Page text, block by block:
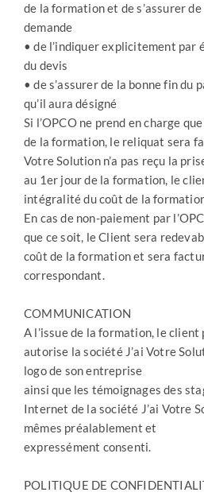
de la formation et de s’assurer
demande
• de l’indiquer explicitement par
du devis
• de s’assurer de la bonne fin du
qu’il aura désigné
Si l’OPCO ne prend en charge
de la formation, le reliquat sera
Votre Solution n’a pas reçu la
au 1er jour de la formation, le
intégralité du coût de la
En cas de non-paiement par
que ce soit, le Client sera
coût de la formation et sera
correspondant.
COMMUNICATION
A l’issue de la formation, le client
autorise la société J’ai Votre
logo de son entreprise
ainsi que les témoignages des
Internet de la société J’ai Votre
mêmes préalablement et
expressément consenti.
POLITIQUE DE